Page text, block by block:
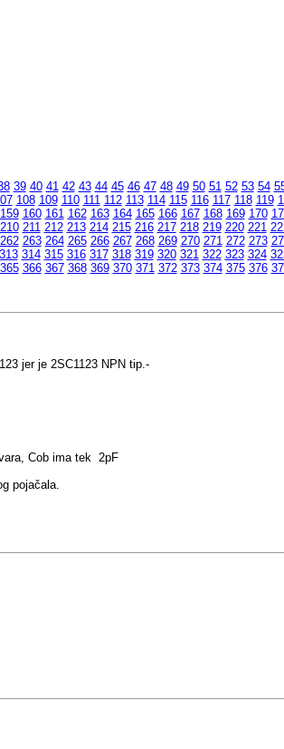
39 40 41 42 43 44 45 46 47 48 49 50 51 52 53 54
108 109 110 111 112 113 114 115 116 117 118 119
159 160 161 162 163 164 165 166 167 168 169 170
210 211 212 213 214 215 216 217 218 219 220 221
262 263 264 265 266 267 268 269 270 271 272 273
313 314 315 316 317 318 319 320 321 322 323 324
365 366 367 368 369 370 371 372 373 374 375 376
jer je 2SC1123 NPN tip.-
Cob ima tek 2pF
pojačala.